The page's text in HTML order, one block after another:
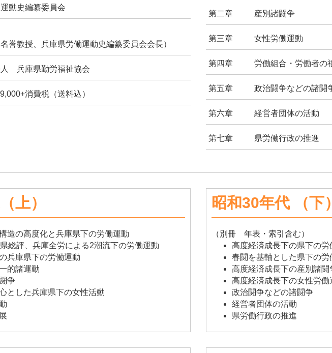
動史編纂委員会
名誉教授、兵庫県労働運動史編纂委員会会長）
兵庫県勤労福祉協会
消費税（送料込）
第二章 産別諸闘争
第三章 女性労働運動
第四章 労働組合・労働者の
第五章 政治闘争などの諸闘
第六章 経営者団体の活動
第七章 県労働行政の推進
上）
造の高度化と兵庫県下の労働運動
総評、兵庫全労による2潮流下の労働運動
兵庫県下の労働運動
的諸運動
争
とした兵庫県下の女性活動
昭和30年代 （下）
（別冊 年表・索引含む）
高度経済成長下の県下の
春闘を基軸とした県下の労
高度経済成長下の産別諸闘
高度経済成長下の女性労働
政治闘争などの諸闘争
経営者団体の活動
県労働行政の推進